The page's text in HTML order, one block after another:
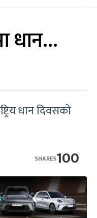
धान…
धान दिवसको
100
SHARES